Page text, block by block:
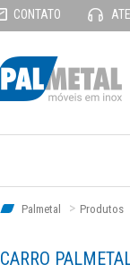
CONTATO
Palmetal Produtos
CARRO